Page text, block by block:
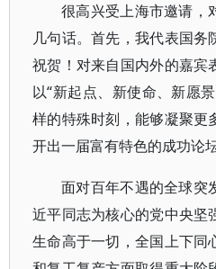
很高兴受上海市邀请，
几句话。首先，我代表国务
祝贺！对来自国内外的嘉宾
以“新起点、新使命、新愿
样的特殊时刻，能够凝聚更
开出一届富有特色的成功论坛
面对百年不遇的全球突
近平同志为核心的党中央坚
生命高于一切，全国上下同